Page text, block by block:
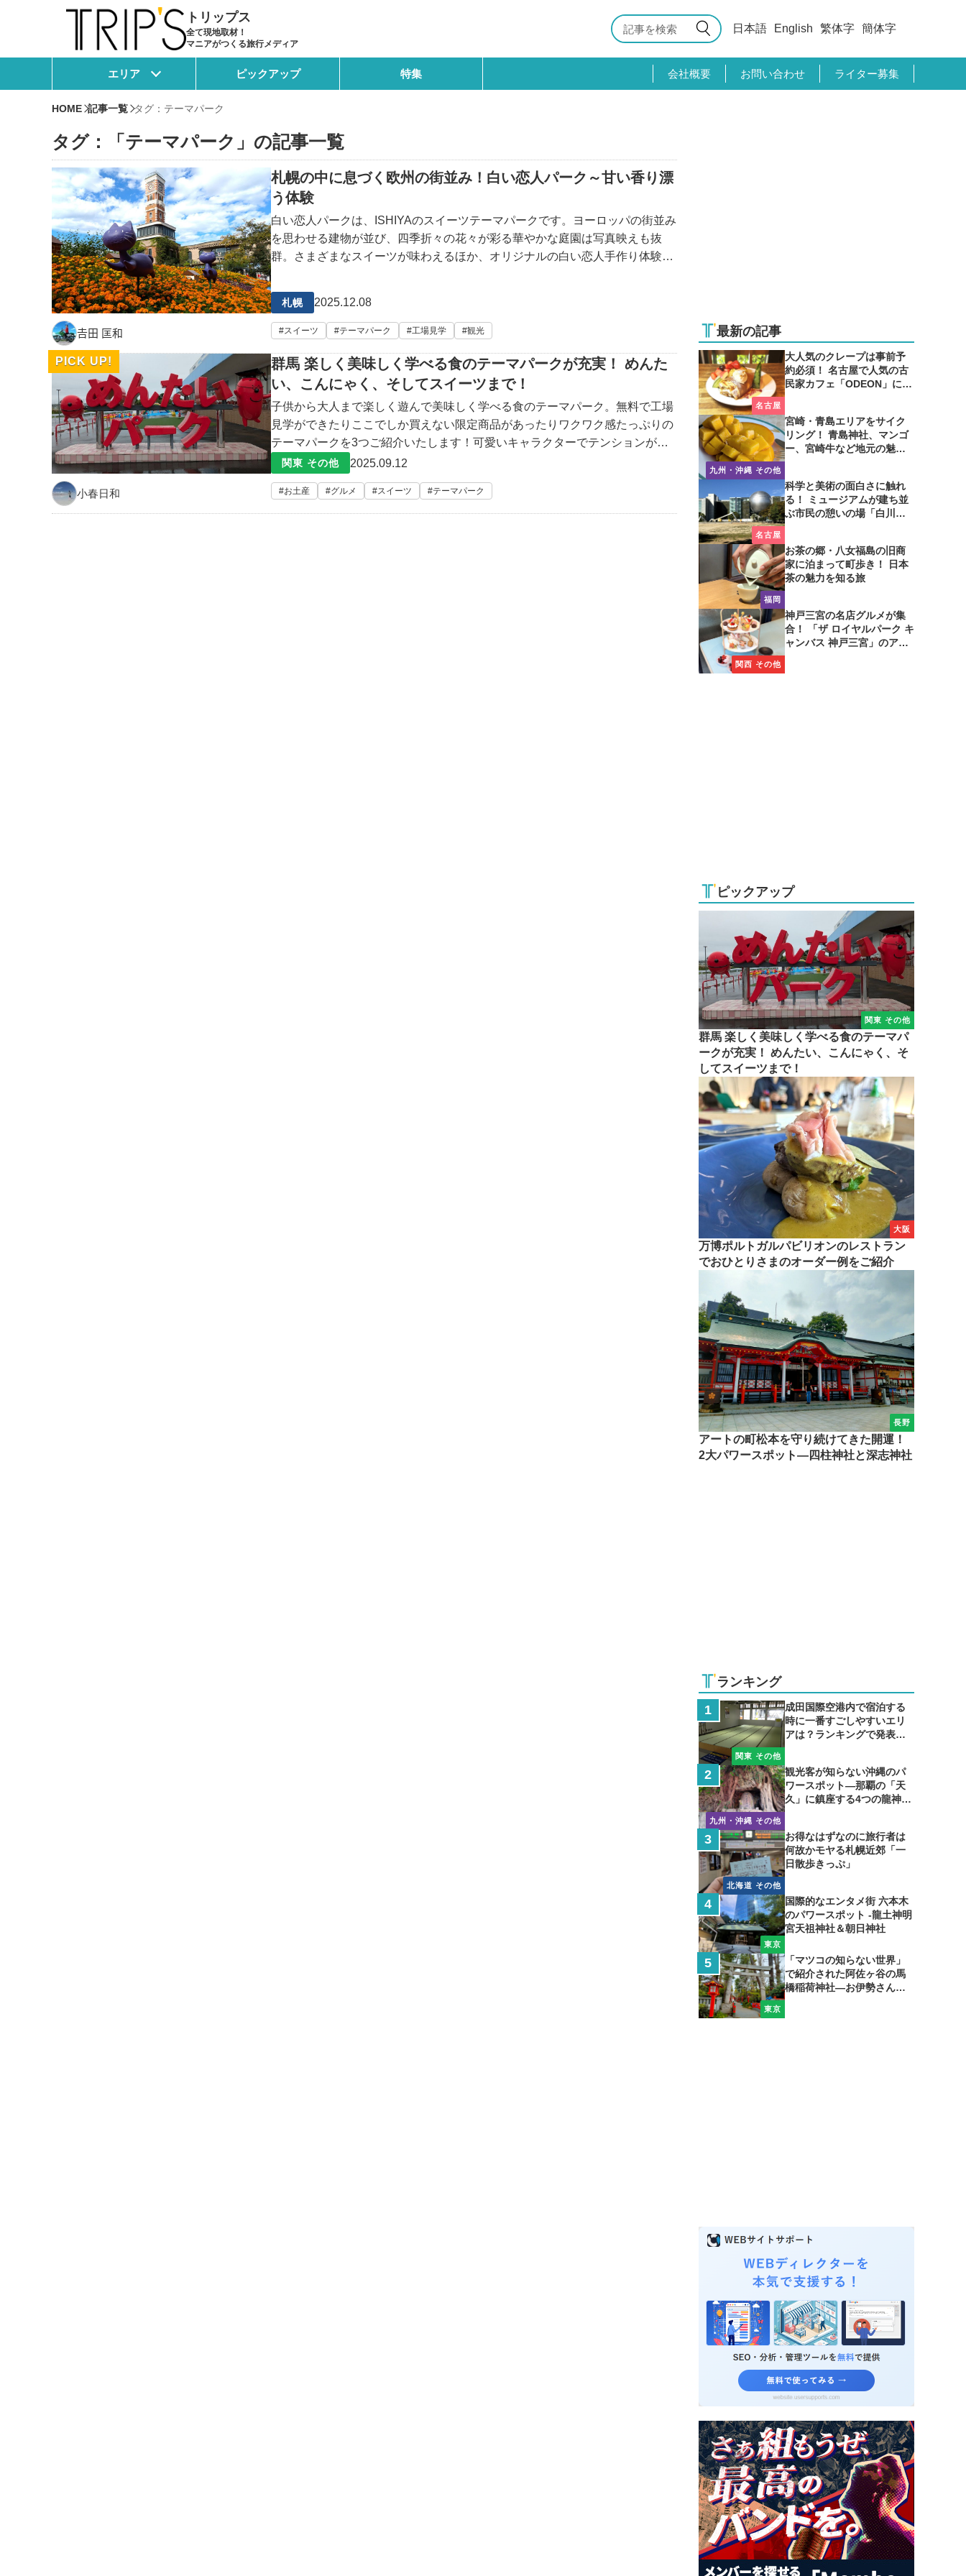
トリップス
全て現地取材！
マニアがつくる旅行メディア
日本語 English 繁体字 簡体字
エリア ピックアップ 特集 会社概要 お問い合わせ ライター募集
HOME 記事一覧 タグ：テーマパーク
タグ：「テーマパーク」の記事一覧
札幌の中に息づく欧州の街並み！白い恋人パーク～甘い香り漂
う体験
白い恋人パークは、ISHIYAのスイーツテーマパークです。ヨーロッパの街並み
を思わせる建物が並び、四季折々の花々が彩る華やかな庭園は写真映えも抜
群。さまざまなスイーツが味わえるほか、オリジナルの白い恋人手作り体験や
製造ラインの見学など、ここでしか体験できない魅力が詰まっています。さ
あ、甘くて楽しい体
札幌 2025.12.08
𠮷田 匡和 スイーツ テーマパーク 工場見学 観光
PICK UP!
群馬 楽しく美味しく学べる食のテーマパークが充実！ めんた
い、こんにゃく、そしてスイーツまで！
子供から大人まで楽しく遊んで美味しく学べる食のテーマパーク。無料で工場
見学ができたりここでしか買えない限定商品があったりワクワク感たっぷりの
テーマパークを3つご紹介いたします！可愛いキャラクターでテンションが上
がる！ めんたいパーク明太子の「かねふく」が運営するめんたいパーク。大洗
関東 その他 2025.09.12
小春日和 お土産 グルメ スイーツ テーマパーク
最新の記事
名古屋
大人気のクレープは事前予
約必須！ 名古屋で人気の古
民家カフェ「ODEON」に行
九州・沖縄 その他
宮崎・青島エリアをサイク
リング！ 青島神社、マンゴ
ー、宮崎牛など地元の魅力
名古屋
科学と美術の面白さに触れ
る！ ミュージアムが建ち並
ぶ市民の憩いの場「白川公
福岡
お茶の郷・八女福島の旧商
家に泊まって町歩き！ 日本
茶の魅力を知る旅
関西 その他
神戸三宮の名店グルメが集
合！ 「ザ ロイヤルパーク キ
ャンバス 神戸三宮」のアフ
ピックアップ
関東 その他
群馬 楽しく美味しく学べる食のテーマパ
ークが充実！ めんたい、こんにゃく、そ
してスイーツまで！
大阪
万博ポルトガルパビリオンのレストラン
でおひとりさまのオーダー例をご紹介
長野
アートの町松本を守り続けてきた開運！
2大パワースポット―四柱神社と深志神社
ランキング
関東 その他
成田国際空港内で宿泊する
時に一番すごしやすいエリ
アは？ランキングで発表し
九州・沖縄 その他
観光客が知らない沖縄のパ
ワースポット―那覇の「天
久」に鎮座する4つの龍神の
北海道 その他
お得なはずなのに旅行者は
何故かモヤる札幌近郊「一
日散歩きっぷ」
東京
国際的なエンタメ街 六本木
のパワースポット -龍土神明
宮天祖神社＆朝日神社
東京
「マツコの知らない世界」
で紹介された阿佐ヶ谷の馬
橋稲荷神社―お伊勢さん＆